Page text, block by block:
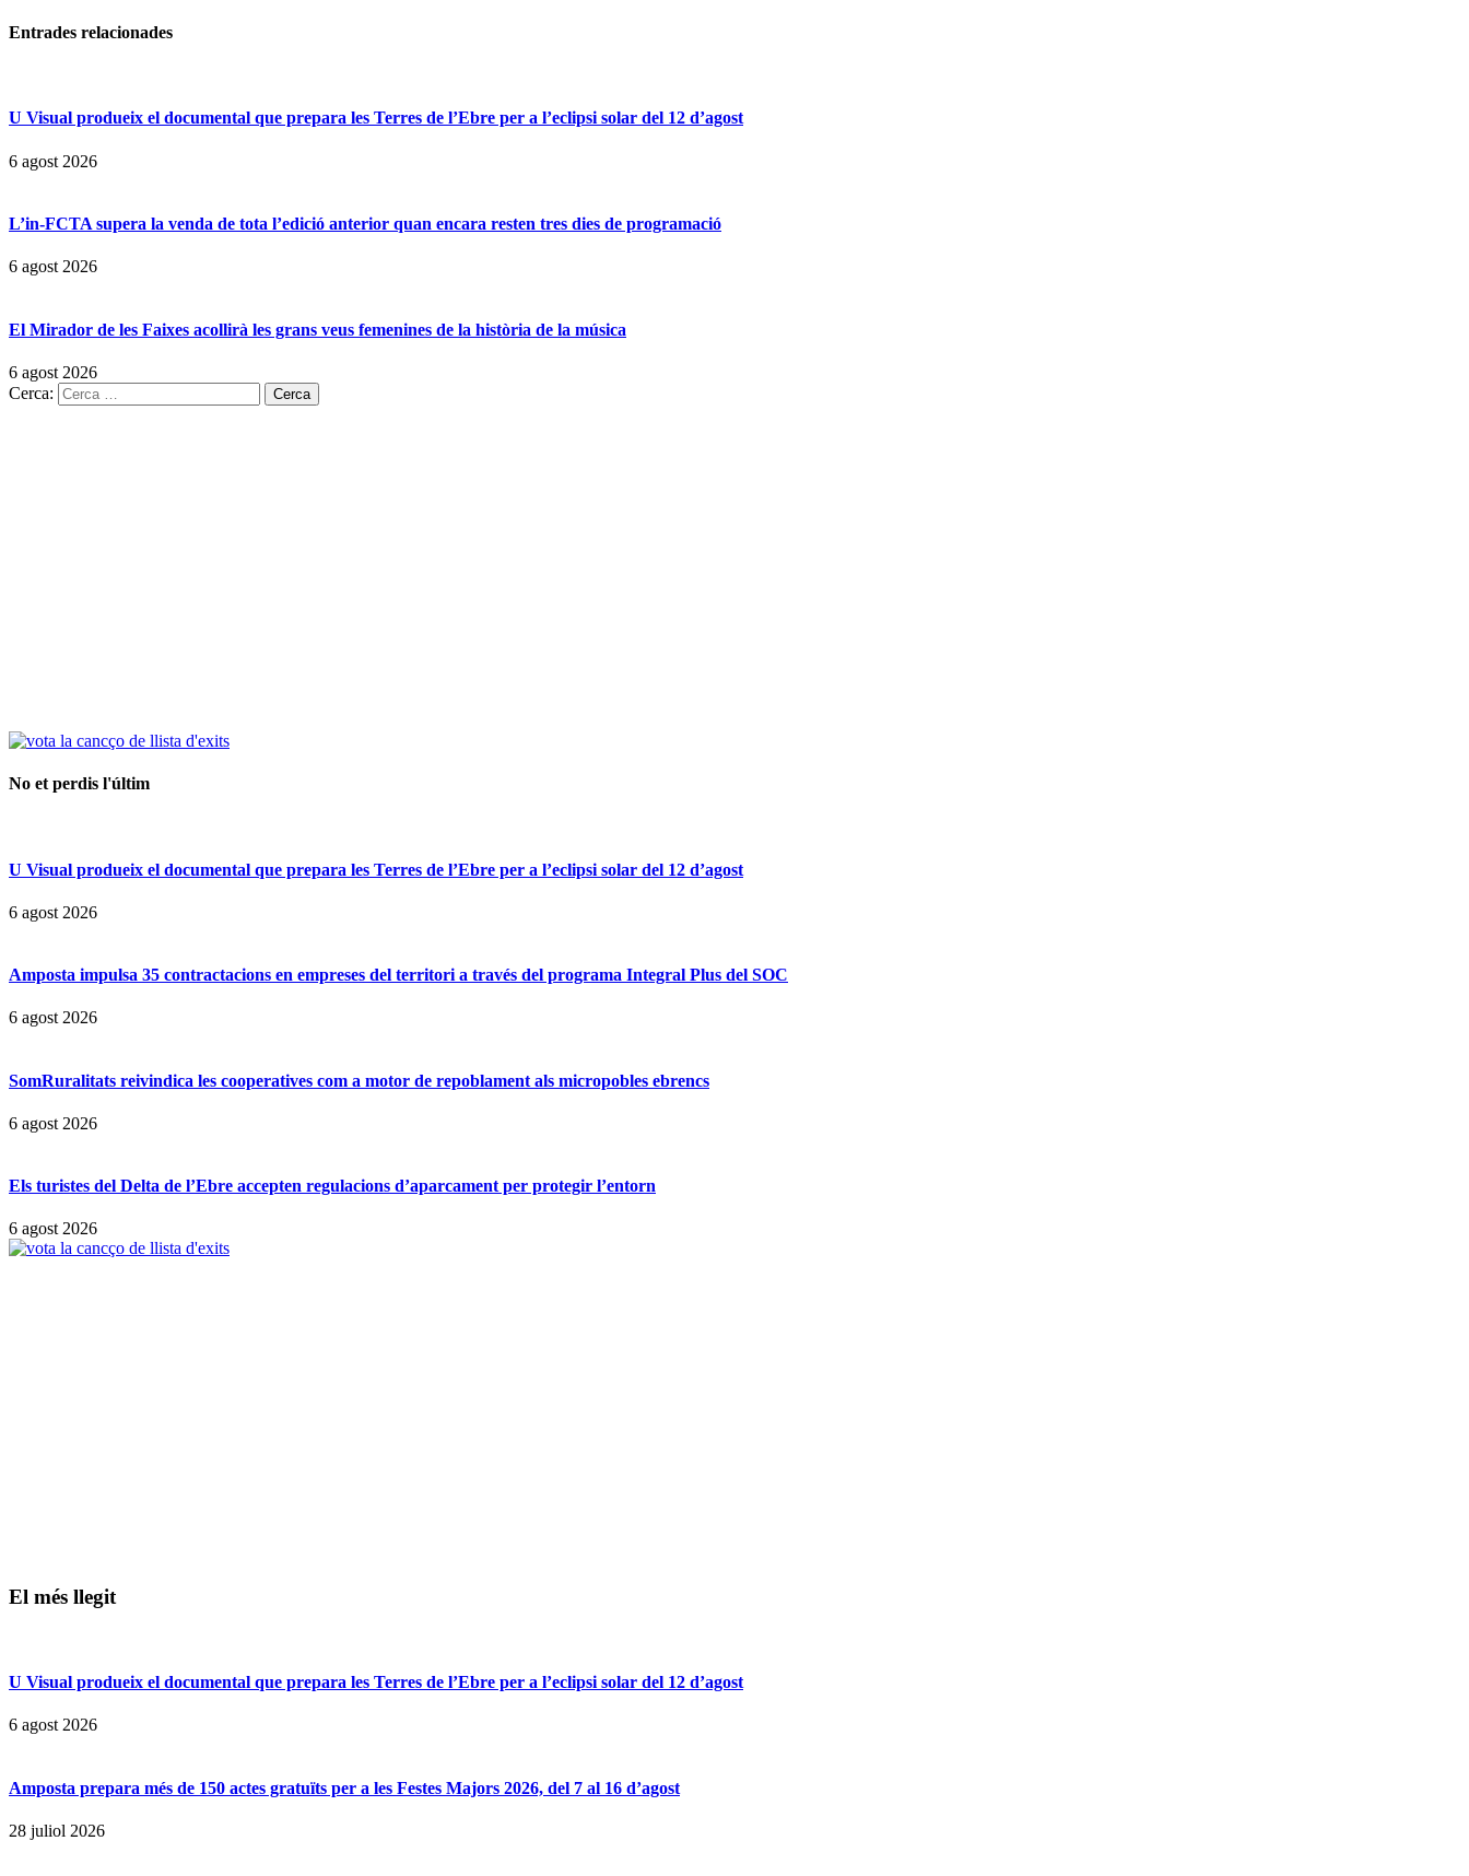
Entrades relacionades
U Visual produeix el documental que prepara les Terres de l’Ebre per a l’eclipsi solar del 12 d’agost
6 agost 2026
L’in-FCTA supera la venda de tota l’edició anterior quan encara resten tres dies de programació
6 agost 2026
El Mirador de les Faixes acollirà les grans veus femenines de la història de la música
6 agost 2026
Cerca:
No et perdis l'últim
U Visual produeix el documental que prepara les Terres de l’Ebre per a l’eclipsi solar del 12 d’agost
6 agost 2026
Amposta impulsa 35 contractacions en empreses del territori a través del programa Integral Plus del SOC
6 agost 2026
SomRuralitats reivindica les cooperatives com a motor de repoblament als micropobles ebrencs
6 agost 2026
Els turistes del Delta de l’Ebre accepten regulacions d’aparcament per protegir l’entorn
6 agost 2026
El més llegit
U Visual produeix el documental que prepara les Terres de l’Ebre per a l’eclipsi solar del 12 d’agost
6 agost 2026
Amposta prepara més de 150 actes gratuïts per a les Festes Majors 2026, del 7 al 16 d’agost
28 juliol 2026